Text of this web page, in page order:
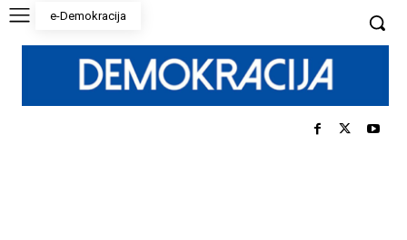
e-Demokracija